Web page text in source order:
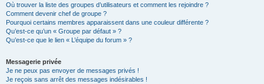
Où trouver la liste des groupes d’utilisateurs et comment les rejoindre ?
Comment devenir chef de groupe ?
Pourquoi certains membres apparaissent dans une couleur différente ?
Qu’est-ce qu’un « Groupe par défaut » ?
Qu’est-ce que le lien « L’équipe du forum » ?
Messagerie privée
Je ne peux pas envoyer de messages privés !
Je reçois sans arrêt des messages indésirables !